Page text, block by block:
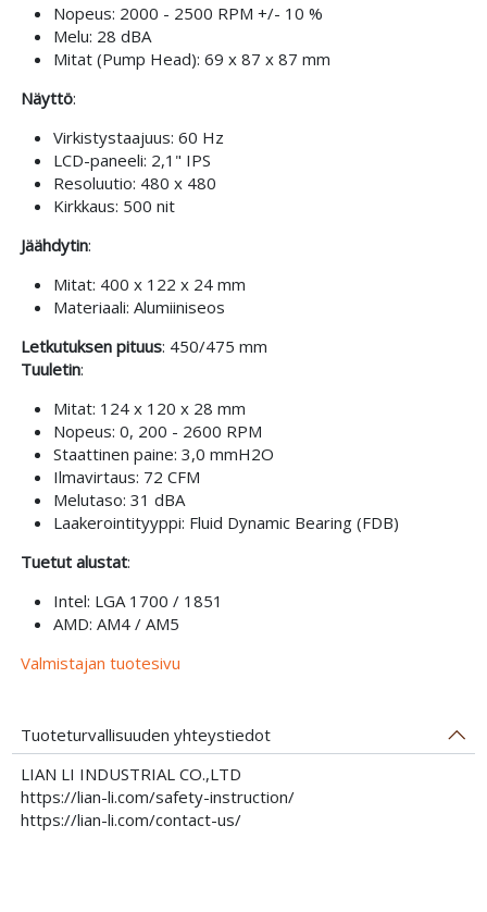
Nopeus: 2000 - 2500 RPM +/- 10 %
Melu: 28 dBA
Mitat (Pump Head): 69 x 87 x 87 mm
Näyttö:
Virkistystaajuus: 60 Hz
LCD-paneeli: 2,1" IPS
Resoluutio: 480 x 480
Kirkkaus: 500 nit
Jäähdytin:
Mitat: 400 x 122 x 24 mm
Materiaali: Alumiiniseos
Letkutuksen pituus: 450/475 mm
Tuuletin:
Mitat: 124 x 120 x 28 mm
Nopeus: 0, 200 - 2600 RPM
Staattinen paine: 3,0 mmH2O
Ilmavirtaus: 72 CFM
Melutaso: 31 dBA
Laakerointityyppi: Fluid Dynamic Bearing (FDB)
Tuetut alustat:
Intel: LGA 1700 / 1851
AMD: AM4 / AM5
Valmistajan tuotesivu
Tuoteturvallisuuden yhteystiedot
LIAN LI INDUSTRIAL CO.,LTD
https://lian-li.com/safety-instruction/
https://lian-li.com/contact-us/